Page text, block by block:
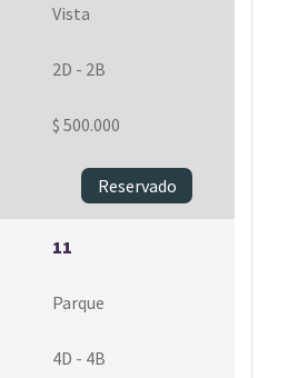
Vista
2D - 2B
$ 500.000
Reservado
11
Parque
4D - 4B